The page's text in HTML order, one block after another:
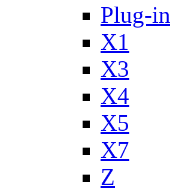
Plug-in
X1
X3
X4
X5
X7
Z